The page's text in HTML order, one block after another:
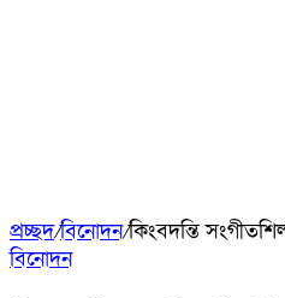
প্রচ্ছদ/বিনোদন/কিংবদন্তি
বিনোদন